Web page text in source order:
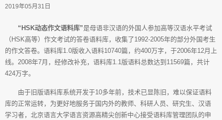
2019年05月31日
“HSK动态作文语料库”是母语非汉语的外国人参加高等汉语水平考试
（HSK高等）作文考试的答卷语料库，收集了1992-2005年的部分外国考生
的作文答卷。语料库1.0版收入语料10740篇，约400万字，于2006年12月上
线。2008年7月，经修改补充，语料库1.1版语料总数达到11569篇，共计
424万字。
由于旧版语料库系统开发于10多年前，技术已显陈旧，难以保证语料
库的正常运转，为更好地服务于国内外的教师、科研人员、研究生、汉语
学习者，北京语言大学语言资源高精尖创新中心接受语料库管理团队的申